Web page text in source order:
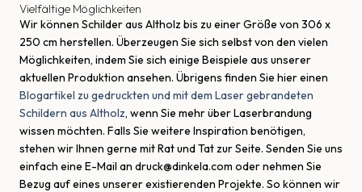
Vielfältige Möglichkeiten
Wir können Schilder aus Altholz bis zu einer Größe von 306 x
250 cm herstellen. Überzeugen Sie sich selbst von den vielen
Möglichkeiten, indem Sie sich einige Beispiele aus unserer
aktuellen Produktion ansehen. Übrigens finden Sie hier einen
Blogartikel zu gedruckten und mit dem Laser gebrandeten
Schildern aus Altholz, wenn Sie mehr über Laserbrandung
wissen möchten. Falls Sie weitere Inspiration benötigen,
stehen wir Ihnen gerne mit Rat und Tat zur Seite. Senden Sie uns
einfach eine E-Mail an druck@dinkela.com oder nehmen Sie
Bezug auf eines unserer existierenden Projekte. So können wir